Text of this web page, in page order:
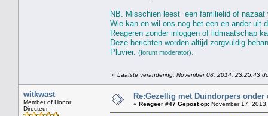
NB. Misschien leest een familielid of
Wie kan en wil ons nog het een en ander uit
Reageren zonder inloggen of lidmaatschap
Deze berichten worden altijd zorgvuldig
Pluvier. (forum moderator)
« Laatste verandering: November 08, 2014, 23:25:43
witkwast
Member of Honor
Directeur
Re:Gezellig met Duindorpers
« Reageer #47 Gepost op: November 17,